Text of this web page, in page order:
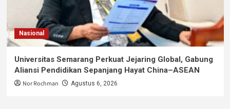
Nasional
Universitas Semarang Perkuat Jejaring Global, Gabung
Aliansi Pendidikan Sepanjang Hayat China–ASEAN
Nor Rochman Agustus 6, 2026